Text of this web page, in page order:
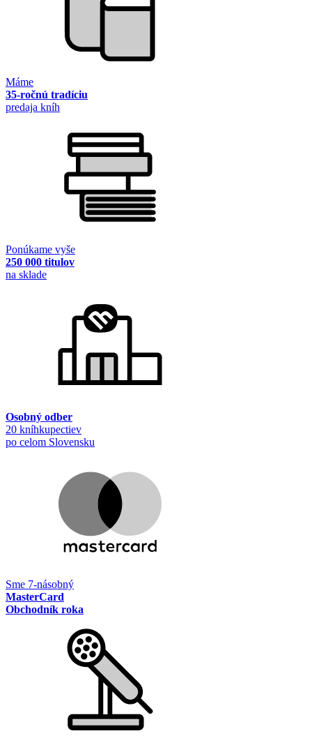
Máme
35-ročnú tradíciu
predaja kníh
Ponúkame vyše
250 000 titulov
na sklade
Osobný odber
20 kníhkupectiev
po celom Slovensku
Sme 7-násobný
MasterCard
Obchodník roka